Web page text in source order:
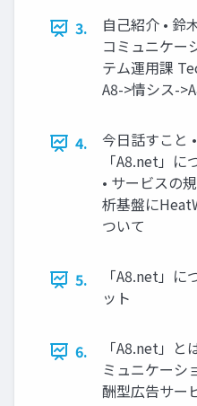
3.
自己紹介 • 鈴
コミュニケー
テム運用課
A8->情シス-
4.
今日話すこと
「A8.net」に
• サービスの
析基盤に
ついて
5.
「A8.net」
ット
6.
「A8.net」と
ミュニケーシ
酬型広告サー